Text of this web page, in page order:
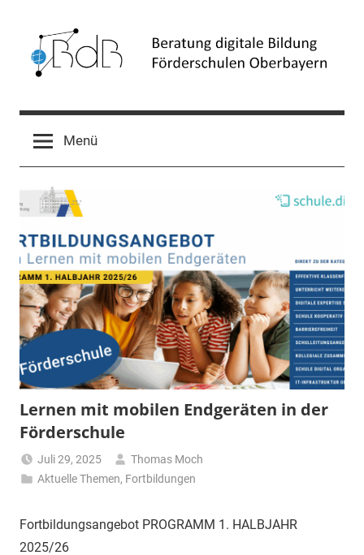
springen
Beratung
digitale
Bildung
(BdB)
Menü
Lernen mit mobilen Endgeräten in der
Förderschule
Juli 29, 2025
Thomas Moch
Aktuelle Themen, Fortbildungen
Fortbildungsangebot PROGRAMM 1. HALBJAHR
2025/26